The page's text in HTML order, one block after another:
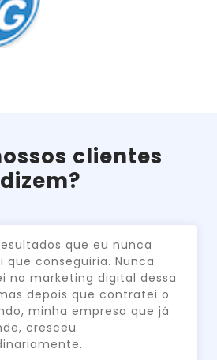
clientes
dizem?
que eu nunca
que conseguiria. Nunca
no marketing digital dessa
depois que contratei o
minha empresa que já
cresceu